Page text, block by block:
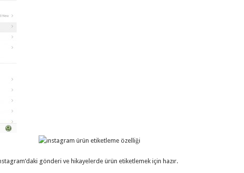
gönderi ve hikayelerde ürün etiketlemek için hazır.